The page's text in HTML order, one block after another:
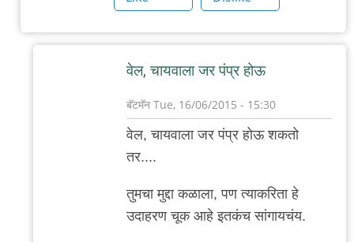
by
अजो१२३
वेल, चायवाला जर पंप्र होऊ
बॅटमॅन Tue, 16/06/2015 - 15:30
In
reply
बरोबर
आहे,
वेल, चायवाला जर पंप्र होऊ शकतो
तर....
तुमचा मुद्दा कळाला, पण त्याकरिता हे
उदाहरण चूक आहे इतकंच सांगायचंय.